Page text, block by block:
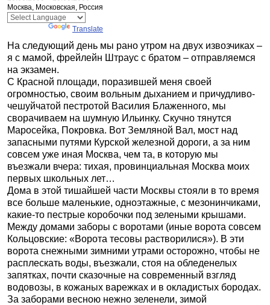
Москва, Московская, Россия
Translate
На следующий день мы рано утром на двух извозчиках –
я с мамой, фрейлейн Штраус с братом – отправляемся
на экзамен.
С Красной площади, поразившей меня своей
огромностью, своим вольным дыханием и причудливо-
чешуйчатой пестротой Василия Блаженного, мы
сворачиваем на шумную Ильинку. Скучно тянутся
Маросейка, Покровка. Вот Земляной Вал, мост над
запасными путями Курской железной дороги, а за ним
совсем уже иная Москва, чем та, в которую мы
въезжали вчера: тихая, провинциальная Москва моих
первых школьных лет…
Дома в этой тишайшей части Москвы стояли в то время
все больше маленькие, одноэтажные, с мезонинчиками,
какие-то пестрые коробочки под зелеными крышами.
Между домами заборы с воротами (иные ворота совсем
Кольцовские: «Ворота тесовы растворилися»). В эти
ворота снежными зимними утрами осторожно, чтобы не
расплескать воды, въезжали, стоя на обледенелых
запятках, почти сказочные на современный взгляд
водовозы, в кожаных варежках и в окладистых бородах.
За заборами весною нежно зеленели, зимой